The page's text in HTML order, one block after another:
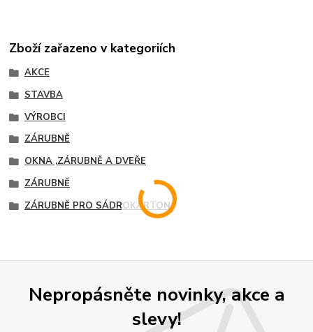
Zboží zařazeno v kategoriích
AKCE
STAVBA
VÝROBCI
ZÁRUBNĚ
OKNA ,ZÁRUBNĚ A DVEŘE
ZÁRUBNĚ
ZÁRUBNĚ PRO SÁDROKARTON
Nepropásněte novinky, akce a
slevy!